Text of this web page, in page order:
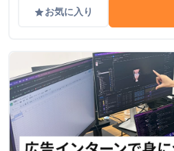
gradeお気に入り